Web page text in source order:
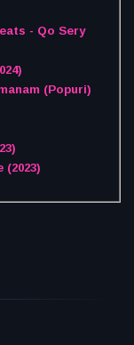
- Qo Sery
(Popuri)